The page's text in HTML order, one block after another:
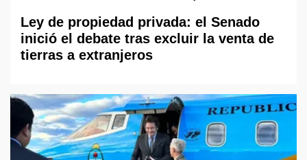
Ley de propiedad privada: el Senado
inició el debate tras excluir la venta de
tierras a extranjeros